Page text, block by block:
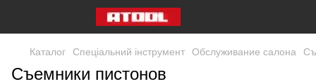
Каталог Спеціальний інструмент Обслуживание салона
Съемники пистонов